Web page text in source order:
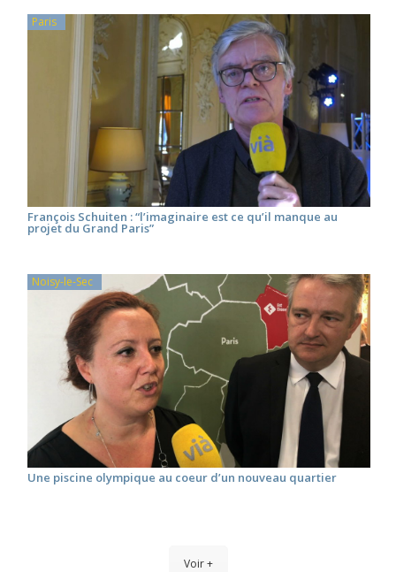
Paris
François Schuiten : “l’imaginaire est ce qu’il manque au
projet du Grand Paris”
Noisy-le-Sec
Une piscine olympique au coeur d’un nouveau quartier
Voir +